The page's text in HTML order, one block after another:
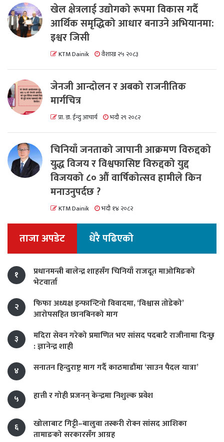
खेल क्षेत्रलाई उद्योगको रूपमा विकास गर्दै
आर्थिक समृद्धिको आधार बनाउने अभियानमा:
इश्वर जिसी
KTM Dainik वैशाख २५ २०८३
जेनजी आन्दोलन र अबको राजनीतिक
मार्गचित्र
प्रा. डा. ईन्दु आचार्य भदौ २९ २०८२
चिनियाँ जनताको जापानी आक्रमण विरुद्दको
युद्ध विजय र विश्वफासिष्ट विरुद्दको युद्द
विजयको ८० औं वार्षिकोत्सव हामीले किन
मनाउनुपर्दछ ?
KTM Dainik भदौ १४ २०८२
ताजा अपडेट धेरै पढिएको
१
प्रधानमन्त्री बालेन्द्र शाहसँग चिनियाँ राजदूत माओमिङको
भेटवार्ता
२
फिफा अध्यक्ष इन्फान्टिनो विवादमा, ‘विश्वास तोडेको’
आरोपसहित छानबिनको माग
३
मदिरा सेवन गरेको प्रमाणित भए सांसद पदबाटै राजीनामा दिन्छु
: ज्ञानेन्द्र शाही
४
सनातन हिन्दुराष्ट्र माग गर्दै काठमाडौंमा ‘साउन पैदल यात्रा’
५ हात्ती र गोही प्रजनन् केन्द्रमा निशुल्क प्रवेश
६
खोलाबाट गिट्टी–बालुवा तस्करी रोक्न सांसद आशिका
तामाङको सरकारसँग आग्रह